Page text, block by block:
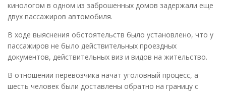
кинологом в одном из заброшенных домов задержали еще
двух пассажиров автомобиля.
В ходе выяснения обстоятельств было установлено, что у
пассажиров не было действительных проездных
документов, действительных виз и видов на жительство.
В отношении перевозчика начат уголовный процесс, а
шесть человек были доставлены обратно на границу с